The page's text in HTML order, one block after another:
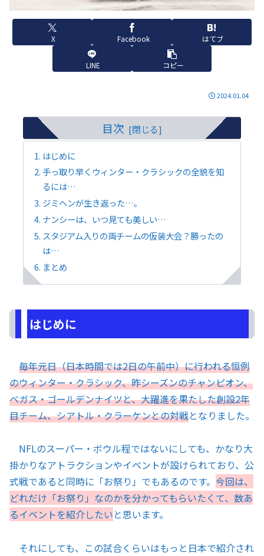
X Facebook はてブ
LINE コピー
2024.01.04
目次
はじめに
手っ取り早くウィンター・クラシックの全貌を知
るには…
ジミヘンが生き返った…。
ナンシーは、いつ見ても美しい…
スタジアム入りの両チームの仮装大会？勝ったの
は…
まとめ
はじめに
毎年元日（日本時間では2日の午前中）に行われる恒例
のウィンター・クラシック、昨シーズンのチャンピオン、
ベガス・ゴールデンナイツと、大躍進を果たした創設2年
目チーム、シアトル・クラーケンとの対戦となりました。
NFLのスーパー・ボウル程ではないにしても、かなり大
掛かりなアトラクションやイベントが設けられており、公
式戦であると同時に「お祭り」でもあるのです。 今回は、
どれだけ「お祭り」なのかを分かってもらいたくて、数あ
るイベントを紹介したいと思います。
それにしても、この試合くらいはもっと日本で紹介され